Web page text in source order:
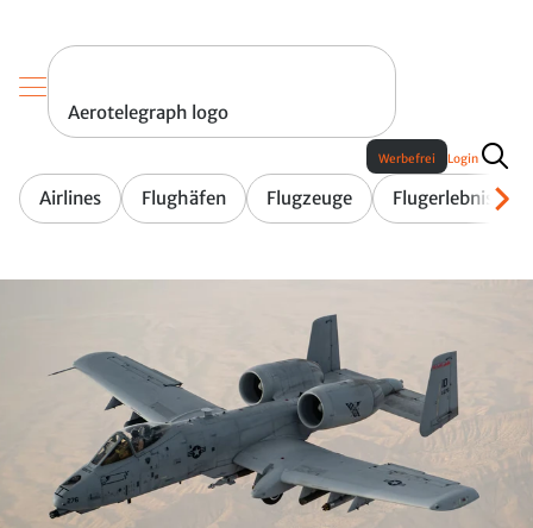
Aerotelegraph logo
Airlines Flughäfen Flugzeuge Flugerlebnis
Werbefrei Login